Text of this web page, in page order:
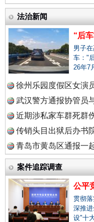
中
中
中
中
法治新闻
“后
男子
车："
26年7
徐州乐园度假区女演
武汉警方通报协管员
近期涉私家车群死群
传销头目出狱后办书
青岛市黄岛区通报一
案件追踪调查
公平
贯彻
深推
设"十